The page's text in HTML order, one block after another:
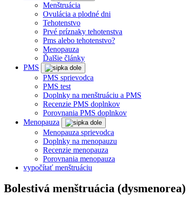
Menštruácia
Ovulácia a plodné dni
Tehotenstvo
Prvé príznaky tehotenstva
Pms alebo tehotenstvo?
Menopauza
Ďalšie články
PMS
PMS sprievodca
PMS test
Doplnky na menštruáciu a PMS
Recenzie PMS doplnkov
Porovnania PMS doplnkov
Menopauza
Menopauza sprievodca
Doplnky na menopauzu
Recenzie menopauza
Porovnania menopauza
vypočítať menštruáciu
Bolestivá menštruácia (dysmenorea)